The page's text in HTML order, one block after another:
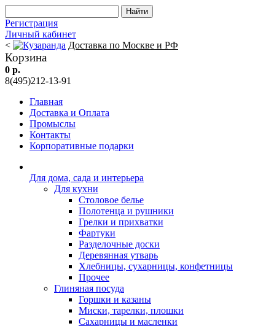
Регистрация
Личный кабинет
<
Доставка по Москве и РФ
Корзина
0 р.
8(495)212-13-91
Главная
Доставка и Оплата
Промыслы
Контакты
Корпоративные подарки
Для дома, сада и интерьера
Для кухни
Столовое белье
Полотенца и рушники
Грелки и прихватки
Фартуки
Разделочные доски
Деревянная утварь
Хлебницы, сухарницы, конфетницы
Прочее
Глиняная посуда
Горшки и казаны
Миски, тарелки, плошки
Сахарницы и масленки